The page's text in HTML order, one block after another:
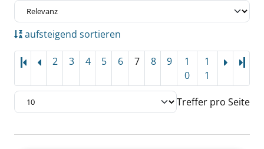
aufsteigend sortieren
2 3 4 5 6 7 8 9
1
0
1
1
Treffer pro Seite